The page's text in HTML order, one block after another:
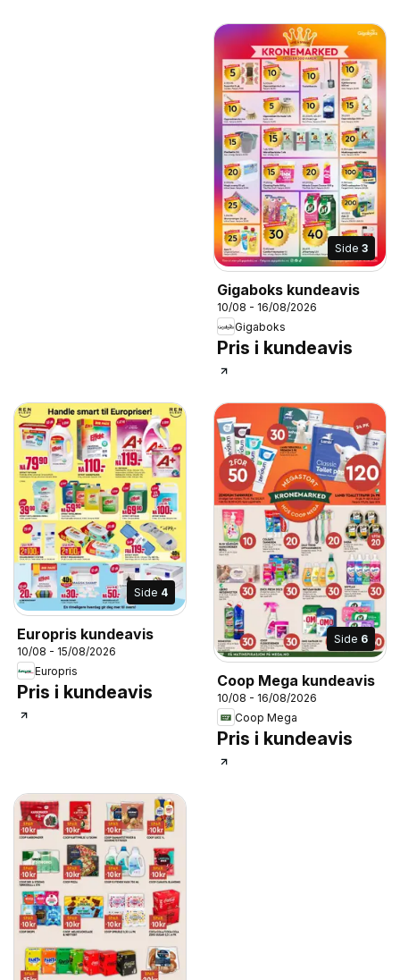
Side 3
Gigaboks kundeavis
10/08 - 16/08/2026
Gigaboks
Pris i kundeavis
Side 4
Europris kundeavis
10/08 - 15/08/2026
Europris
Pris i kundeavis
Side 6
Coop Mega kundeavis
10/08 - 16/08/2026
Coop Mega
Pris i kundeavis